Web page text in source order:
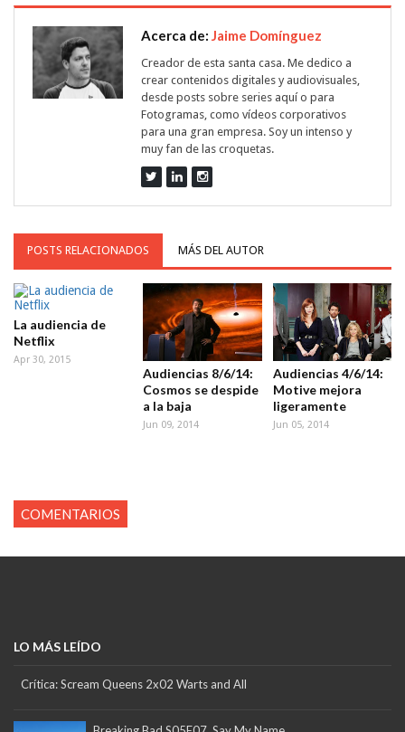
Acerca de: Jaime Domínguez
Creador de esta santa casa. Me dedico a
crear contenidos digitales y audiovisuales,
desde posts sobre series aquí o para
Fotogramas, como vídeos corporativos
para una gran empresa. Soy un intenso y
muy fan de las croquetas.
POSTS RELACIONADOS MÁS DEL AUTOR
La audiencia de
Netflix
Apr 30, 2015
Audiencias 8/6/14:
Cosmos se despide
a la baja
Jun 09, 2014
Audiencias 4/6/14:
Motive mejora
ligeramente
Jun 05, 2014
COMENTARIOS
LO MÁS LEÍDO
Crítica: Scream Queens 2x02 Warts and All